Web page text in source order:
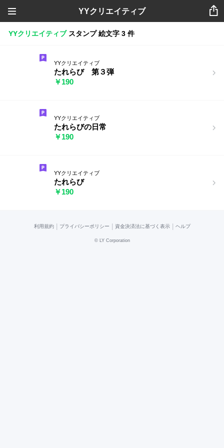
YYクリエイティブ
YYクリエイティブ スタンプ 絵文字 3 件
YYクリエイティブ
たれらび 第３弾
￥190
YYクリエイティブ
たれらびの日常
￥190
YYクリエイティブ
たれらび
￥190
利用規約 プライバシーポリシー 資金決済法に基づく表示 ヘルプ
© LY Corporation